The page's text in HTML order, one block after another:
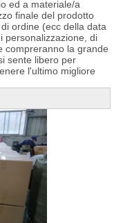
ed a materiale/a
finale del prodotto
ordine (ecc della data
personalizzazione, di
compreranno la grande
sente libero per
l'ultimo migliore